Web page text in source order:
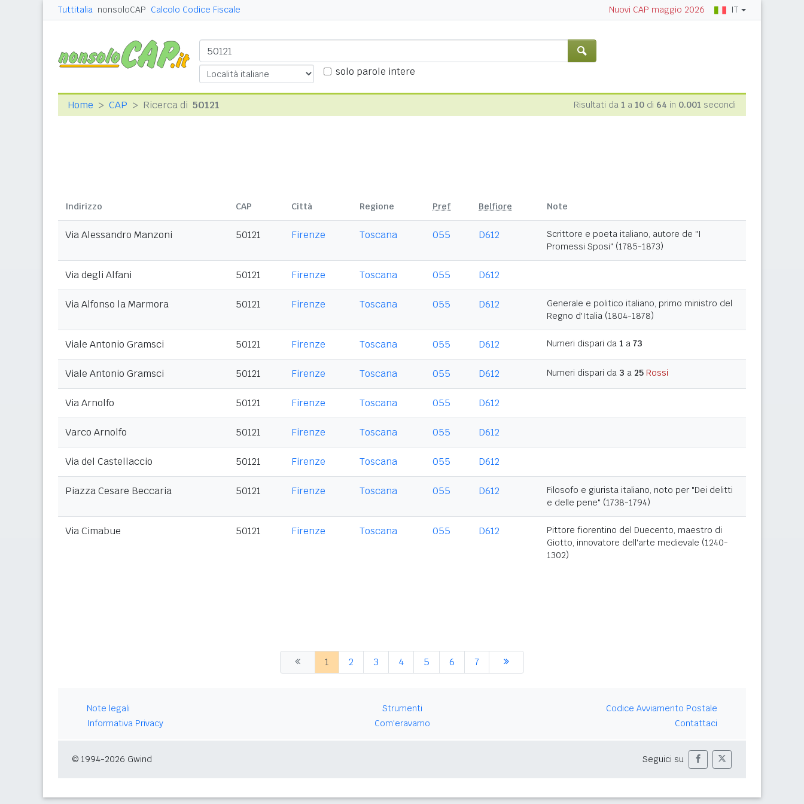
Tuttitalia nonsoloCAP Calcolo Codice Fiscale Nuovi CAP maggio 2026 IT
solo parole intere
Home CAP Ricerca di 50121 Risultati da 1 a 10 di 64 in 0.001 secondi
Indirizzo CAP Città Regione Pref Belfiore Note
Via Alessandro Manzoni 50121 Firenze Toscana 055 D612
Scrittore e poeta italiano, autore de "I
Promessi Sposi" (1785-1873)
Via degli Alfani 50121 Firenze Toscana 055 D612
Via Alfonso la Marmora 50121 Firenze Toscana 055 D612
Generale e politico italiano, primo ministro del
Regno d'Italia (1804-1878)
Viale Antonio Gramsci 50121 Firenze Toscana 055 D612 Numeri dispari da 1 a 73
Viale Antonio Gramsci 50121 Firenze Toscana 055 D612 Numeri dispari da 3 a 25 Rossi
Via Arnolfo 50121 Firenze Toscana 055 D612
Varco Arnolfo 50121 Firenze Toscana 055 D612
Via del Castellaccio 50121 Firenze Toscana 055 D612
Piazza Cesare Beccaria 50121 Firenze Toscana 055 D612
Filosofo e giurista italiano, noto per "Dei delitti
e delle pene" (1738-1794)
Via Cimabue 50121 Firenze Toscana 055 D612
Pittore fiorentino del Duecento, maestro di
Giotto, innovatore dell'arte medievale (1240-
1302)
1 2 3 4 5 6 7
Note legali
Informativa Privacy
Strumenti
Com'eravamo
Codice Avviamento Postale
Contattaci
© 1994-2026 Gwind Seguici su